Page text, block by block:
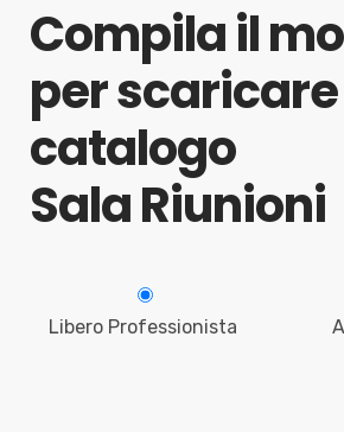
Compila il
per
catalogo
Sala Riunioni
Libero Professionista